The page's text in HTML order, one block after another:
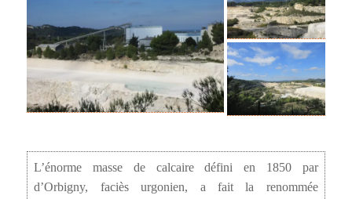
L’énorme masse de calcaire défini en 1850 par
d’Orbigny, faciès urgonien, a fait la renommée